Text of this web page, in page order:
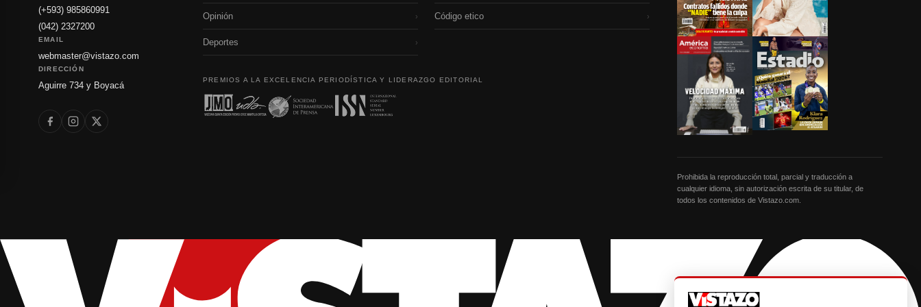
(+593) 985860991
(042) 2327200
EMAIL
webmaster@vistazo.com
DIRECCIÓN
Aguirre 734 y Boyacá
Opinión ›
Deportes ›
Código etico ›
PREMIOS A LA EXCELENCIA PERIODÍSTICA Y LIDERAZGO EDITORIAL
Prohibida la reproducción total, parcial y traducción a
cualquier idioma, sin autorización escrita de su titular, de
todos los contenidos de Vistazo.com.